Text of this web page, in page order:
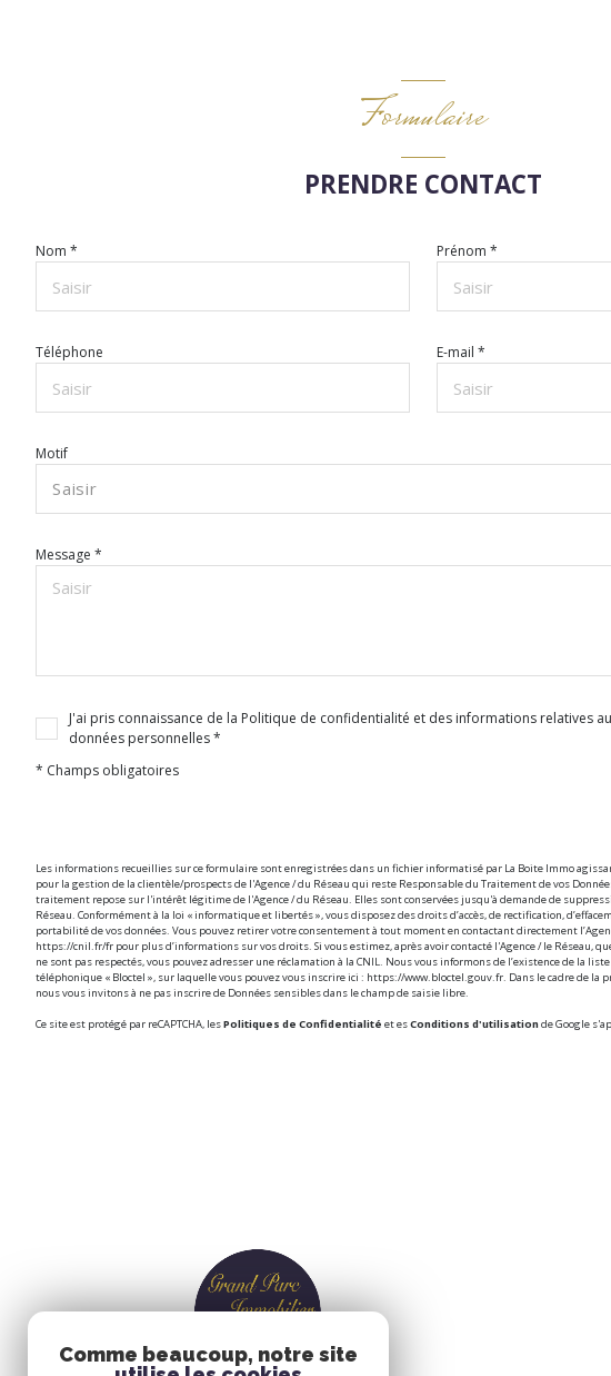
Formulaire
PRENDRE CONTACT
Nom * Prénom *
Téléphone E-mail *
Motif
Saisir
Message *
J'ai pris connaissance de la Politique de confidentialité et des informations relatives
données personnelles *
* Champs obligatoires
Les informations recueillies sur ce formulaire sont enregistrées dans un fichier informatisé par La Boite Immo
pour la gestion de la clientèle/prospects de l'Agence / du Réseau qui reste Responsable du Traitement de vos
traitement repose sur l'intérêt légitime de l'Agence / du Réseau. Elles sont conservées jusqu'à demande de
Réseau. Conformément à la loi « informatique et libertés », vous disposez des droits d’accès, de rectification,
portabilité de vos données. Vous pouvez retirer votre consentement à tout moment en contactant directement
https://cnil.fr/fr pour plus d’informations sur vos droits. Si vous estimez, après avoir contacté l'Agence / le Réseau,
ne sont pas respectés, vous pouvez adresser une réclamation à la CNIL. Nous vous informons de l’existence de la
téléphonique « Bloctel », sur laquelle vous pouvez vous inscrire ici : https://www.bloctel.gouv.fr . Dans le cadre de
nous vous invitons à ne pas inscrire de Données sensibles dans le champ de saisie libre.
Ce site est protégé par reCAPTCHA, lesPolitiques de Confidentialité et esConditions d'utilisationde Google
Comme beaucoup, notre site